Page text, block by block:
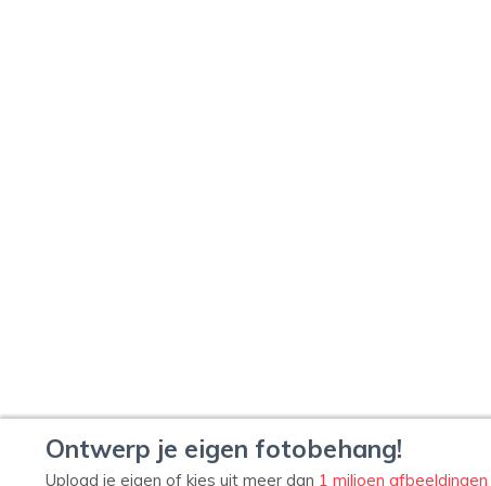
Ontwerp je eigen fotobehang!
Upload je eigen of kies uit meer dan 1 miljoen afbeeldingen